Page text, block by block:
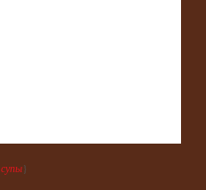
супы}